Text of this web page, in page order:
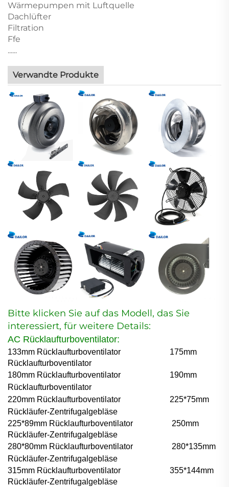
Wärmepumpen mit Luftquelle
Dachlüfter
Filtration
Ffe
......
Verwandte Produkte
Bitte klicken Sie auf das Modell, das Sie
interessiert, für weitere Details:
AC Rücklaufturboventilator:
133mm Rücklaufturboventilator
175mm
Rücklaufturboventilator
180mm Rücklaufturboventilator
190mm
Rücklaufturboventilator
220mm Rücklaufturboventilator
225*75mm
Rückläufer-Zentrifugalgebläse
225*89mm Rücklaufturboventilator
250mm
Rückläufer-Zentrifugalgebläse
280*80mm Rücklaufturboventilator
280*135mm
Rückläufer-Zentrifugalgebläse
315mm Rücklaufturboventilator
355*144mm
Rückläufer-Zentrifugalgebläse